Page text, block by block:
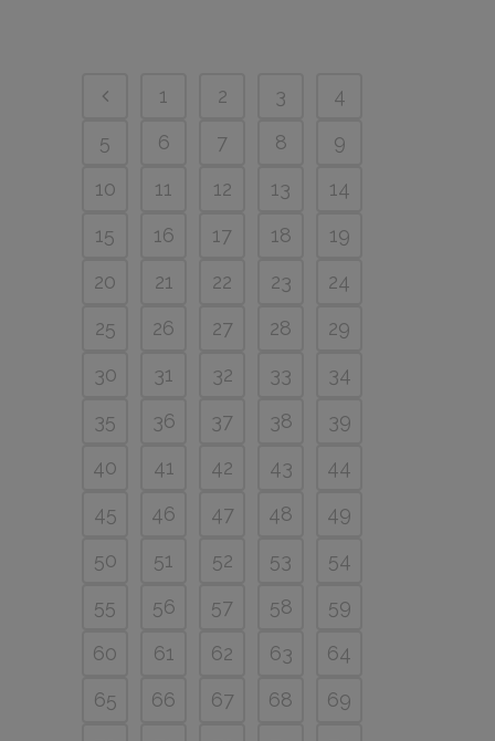
1 2 3
4
5
6 7 8
9
10
11 12 13
14
15
16 17 18
19
20
21 22 23
24
25
26 27 28
29
30
31 32 33
34
35
36 37 38
39
40
41 42 43
44
45
46 47 48
49
50
51 52 53
54
55
56 57 58
59
60
61 62 63
64
65
66 67 68
69